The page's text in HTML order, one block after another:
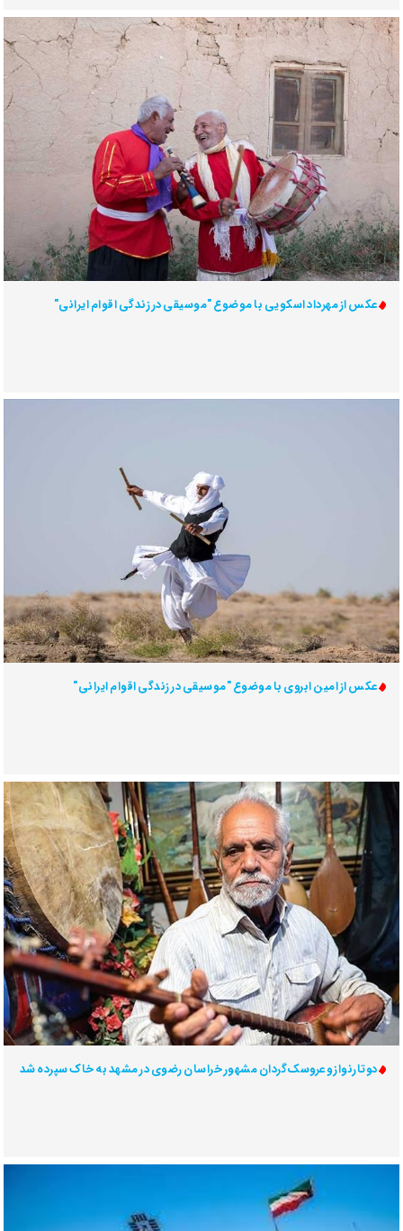
عکس از مهرداد اسکویی با موضوع "موسیقی در زندگی اقوام ایرانی"
عکس از امین ابروی با موضوع "موسیقی در زندگی اقوام ایرانی"
دوتارنواز و عروسک‌گردان مشهور خراسان رضوی در مشهد به خاک سپرده شد